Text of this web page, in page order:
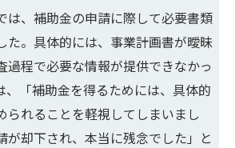
は、補助金の申請に際して必要書類
た。具体的には、事業計画書が曖昧
過程で必要な情報が提供できなかっ
、「補助金を得るためには、具体的
られることを軽視してしまいまし
が却下され、本当に残念でした」と